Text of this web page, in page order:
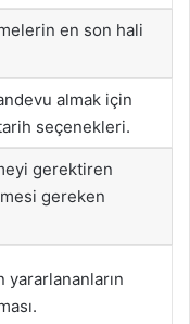
en son hali
almak için
seçenekleri.
gerektiren
gereken
yararlananların